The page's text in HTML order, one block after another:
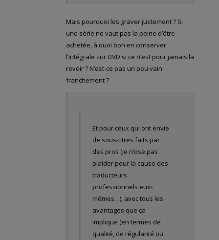
Mais pourquoi les graver justement ? Si
une série ne vaut pas la peine d’être
achetée, à quoi bon en conserver
l’intégrale sur DVD si ce n’est pour jamais la
revoir ? N’est-ce pas un peu vain
franchement ?
Et pour ceux qui ont envie
de sous-titres faits par
des pros (je n’ose pas
plaider pour la cause des
traducteurs
professionnels eux-
mêmes…), avec tous les
avantages que ça
implique (en termes de
qualité, de régularité ou